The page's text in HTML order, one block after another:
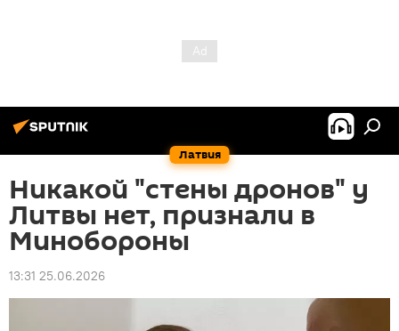
Латвия
Никакой "стены дронов" у
Литвы нет, признали в
Минобороны
13:31 25.06.2026